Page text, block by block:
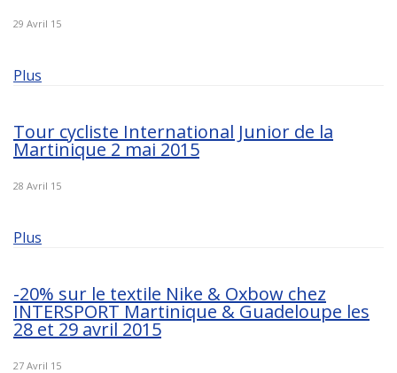
29 Avril 15
Plus
Tour cycliste International Junior de la
Martinique 2 mai 2015
28 Avril 15
Plus
-20% sur le textile Nike & Oxbow chez
INTERSPORT Martinique & Guadeloupe les
28 et 29 avril 2015
27 Avril 15